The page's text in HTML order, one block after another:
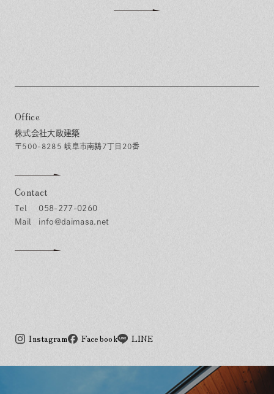
Office
株式会社大政建築
〒500-8285 岐阜市南鶉7丁目20番
Contact
058-277-0260
info@daimasa.net
Instagram Facebook LINE